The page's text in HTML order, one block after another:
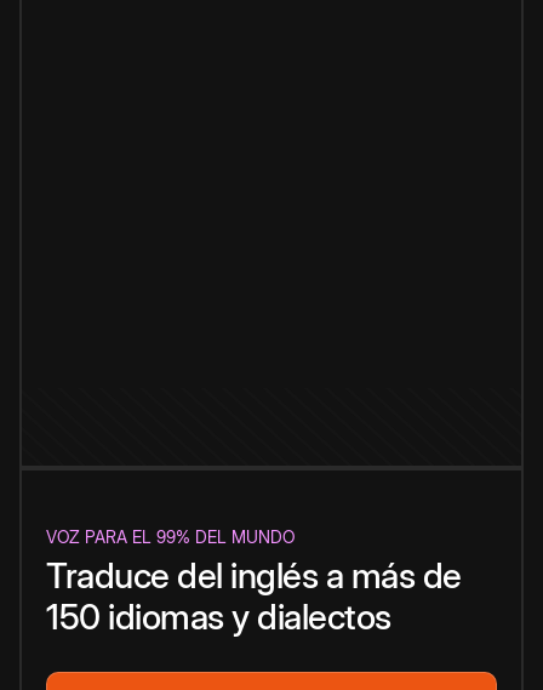
VOZ PARA EL 99% DEL MUNDO
Traduce del inglés a más de
150 idiomas y dialectos